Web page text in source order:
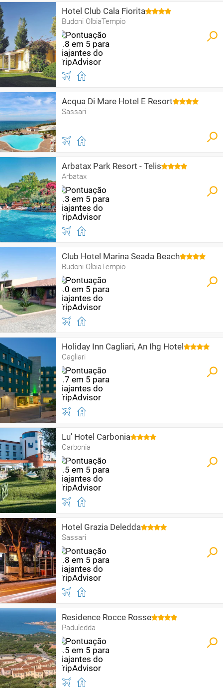
Hotel Club Cala Fiorita
Budoni OlbiaTempio
Acqua Di Mare Hotel E Resort
Sassari
Arbatax Park Resort - Telis
Arbatax
Club Hotel Marina Seada Beach
Budoni OlbiaTempio
Holiday Inn Cagliari, An Ihg Hotel
Cagliari
Lu' Hotel Carbonia
Carbonia
Hotel Grazia Deledda
Sassari
Residence Rocce Rosse
Paduledda